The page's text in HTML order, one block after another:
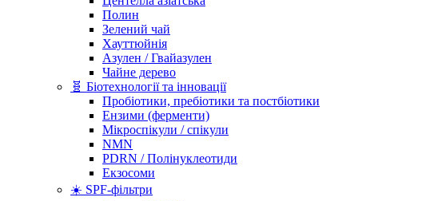
Полин
Зелений чай
Хауттюйнія
Азулен / Гвайазулен
Чайне дерево
🧬 Біотехнології та інновації
Пробіотики, пребіотики та постбіотики
Ензими (ферменти)
Мікроспікули / спікули
NMN
PDRN / Полінуклеотиди
Екзосоми
☀️ SPF-фільтри